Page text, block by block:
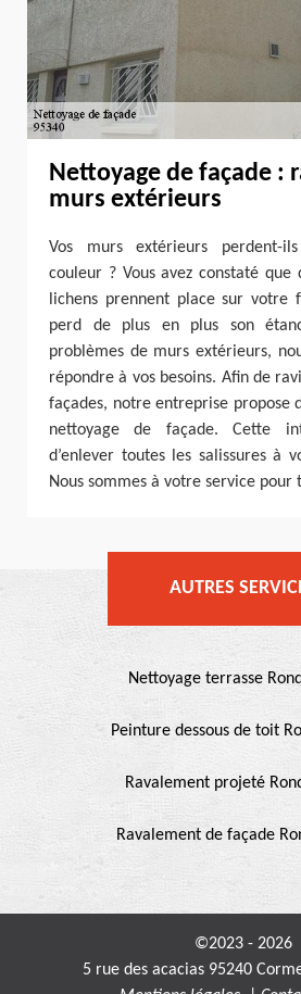
Nettoyage de façade :
murs extérieurs
Vos murs extérieurs perdent-
couleur ? Vous avez constaté que
lichens prennent place sur votre
perd de plus en plus son
problèmes de murs extérieurs,
répondre à vos besoins. Afin de
façades, notre entreprise propose
nettoyage de façade. Cette
d’enlever toutes les salissures à
Nous sommes à votre service pour
AUTRES
Nettoyage terrasse
Peinture dessous de toit
Ravalement projeté
Ravalement de façade
©2023 - 2026
5 rue des acacias 95240